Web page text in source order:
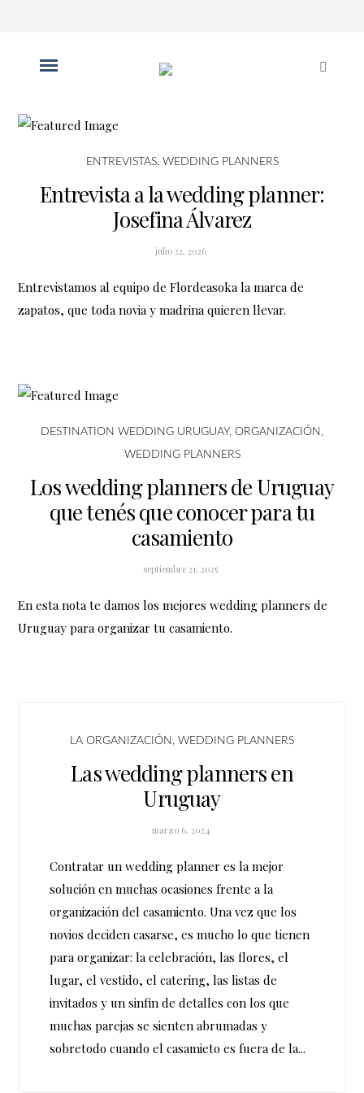
ENTREVISTAS, WEDDING PLANNERS
Entrevista a la wedding planner:
Josefina Álvarez
julio 22, 2026
Entrevistamos al equipo de Flordeasoka la marca de
zapatos, que toda novia y madrina quieren llevar.
DESTINATION WEDDING URUGUAY, ORGANIZACIÓN ,
WEDDING PLANNERS
Los wedding planners de Uruguay
que tenés que conocer para tu
casamiento
septiembre 21, 2025
En esta nota te damos los mejores wedding planners de
Uruguay para organizar tu casamiento.
LA ORGANIZACIÓN , WEDDING PLANNERS
Las wedding planners en
Uruguay
marzo 6, 2024
Contratar un wedding planner es la mejor
solución en muchas ocasiones frente a la
organización del casamiento. Una vez que los
novios deciden casarse, es mucho lo que tienen
para organizar: la celebración, las flores, el
lugar, el vestido, el catering, las listas de
invitados y un sinfin de detalles con los que
muchas parejas se sienten abrumadas y
sobretodo cuando el casamieto es fuera de la...